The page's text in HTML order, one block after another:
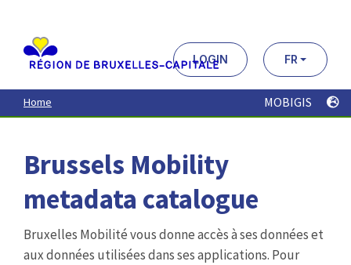
contenu
principal
LOGIN FR
Home MOBIGIS
Brussels Mobility
metadata catalogue
Bruxelles Mobilité vous donne accès à ses données et
aux données utilisées dans ses applications. Pour